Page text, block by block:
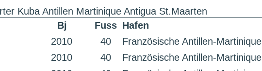
Kuba Antillen Martinique Antigua St.Maarten
Bj Fuss Hafen
2010 40 Französische Antillen-Martinique
2010 40 Französische Antillen-Martinique